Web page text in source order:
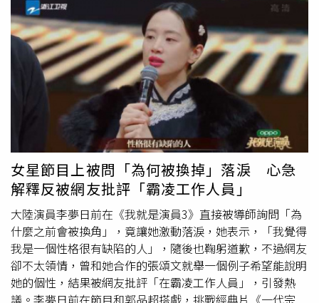
白「我愛的女人叫
」，讓網友相當震驚，摸不著頭緒。
（圖／翻攝郭家銘微博）（圖／翻攝郭家銘微博）郭家銘過
去曾和郝蕾合作戲劇《新永不瞑目》，當時2人傳出緋聞，
但後來郝蕾因合約問題被換角，和劇組對簿公堂，當時郭家
銘力挺劇組，他與郝蕾也因此被傳出不合，沒想到郭家銘現
在又突然告白，讓郝蕾
工作室氣炸反擊，指出「11年前你出
賣對你那麼好的姐姐，出庭做偽證、炒作她跟你的所謂緋
聞，姐姐從未理過你，也不屑於解釋，因為你實在不值一
提。」（圖／翻攝郝蕾山水回聲工作室微博） 郝蕾工作室氣
還表示，「今天你又開始想紅發了瘋？不要拿你的性取向貽
笑大方了！為了不影響其他人，我們就不提你的前男友以及
前前男友了。也請你尊重和感恩你的男友，如果他不曾是姐
姐的閨蜜你就沒有機會認識姐姐。」
女星節目上被問「為何被換掉」落淚 心急
解釋反被網友批評「霸凌工作人員」
大陸演員李夢日前在《我就是演員3》直接被導師詢問「為
什麼之前會被換角」，竟讓她激動落淚，她表示，「我覺得
我是一個性格很有缺陷的人」，隨後也鞠躬道歉，不過網友
卻不太領情，曾和她合作的張頌文就舉一個例子希望能說明
她的個性，結果被網友批評「在霸凌工作人員」，引發熱
議。李夢日前在節目和郭品超搭戲，挑戰經典片《一代宗